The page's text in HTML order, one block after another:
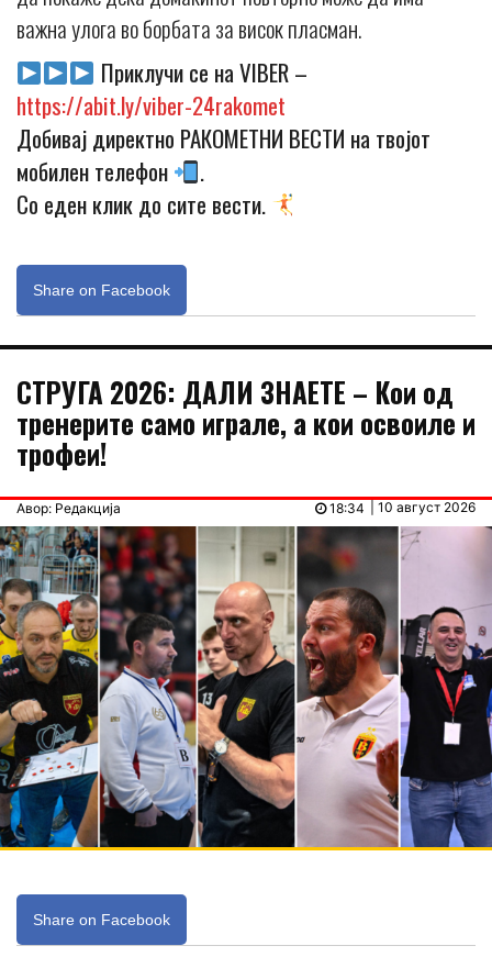
важна улога во борбата за висок пласман.
Приклучи се на VIBER –
https://abit.ly/viber-24rakomet
Добивај директно РАКОМЕТНИ ВЕСТИ на твојот
мобилен телефон
.
Со еден клик до сите вести.
Share on Facebook
СТРУГА 2026: ДАЛИ ЗНАЕТЕ – Кои од
тренерите само играле, а кои освоиле и
трофеи!
Авор: Редакција | 10 август 2026
18:34
Share on Facebook